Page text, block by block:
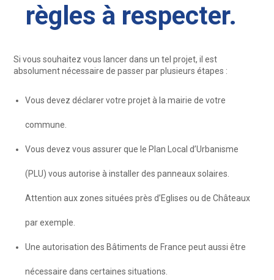
règles à respecter.
Si vous souhaitez vous lancer dans un tel projet, il est
absolument nécessaire de passer par plusieurs étapes :
Vous devez déclarer votre projet à la mairie de votre
commune.
Vous devez vous assurer que le Plan Local d’Urbanisme
(PLU) vous autorise à installer des panneaux solaires.
Attention aux zones situées près d’Eglises ou de Châteaux
par exemple.
Une autorisation des Bâtiments de France peut aussi être
nécessaire dans certaines situations.